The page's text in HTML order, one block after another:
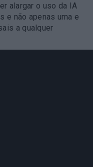
alargar o uso da IA
e não apenas uma e
a qualquer